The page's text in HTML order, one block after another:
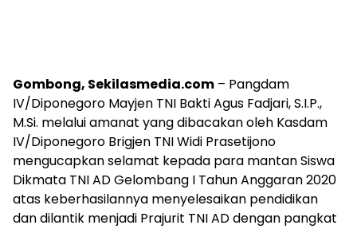
Gombong, Sekilasmedia.com – Pangdam
IV/Diponegoro Mayjen TNI Bakti Agus Fadjari, S.I.P.,
M.Si. melalui amanat yang dibacakan oleh Kasdam
IV/Diponegoro Brigjen TNI Widi Prasetijono
mengucapkan selamat kepada para mantan Siswa
Dikmata TNI AD Gelombang I Tahun Anggaran 2020
atas keberhasilannya menyelesaikan pendidikan
dan dilantik menjadi Prajurit TNI AD dengan pangkat